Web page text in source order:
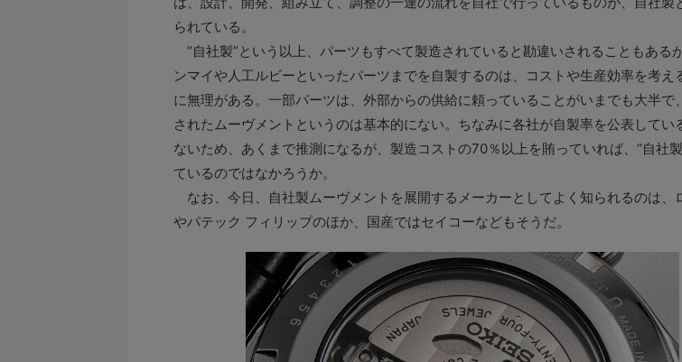
られている。
“自社製”という以上、パーツもすべて製造されていると勘違いされることもある
ンマイや人工ルビーといったパーツまでを自製するのは、コストや生産効率を考え
に無理がある。一部パーツは、外部からの供給に頼っていることがいまでも大半で
されたムーヴメントというのは基本的にない。ちなみに各社が自製率を公表してい
ないため、あくまで推測になるが、製造コストの70％以上を賄っていれば、“自社
ているのではなかろうか。
なお、今日、自社製ムーヴメントを展開するメーカーとしてよく知られるのは、
やパテック フィリップのほか、国産ではセイコーなどもそうだ。